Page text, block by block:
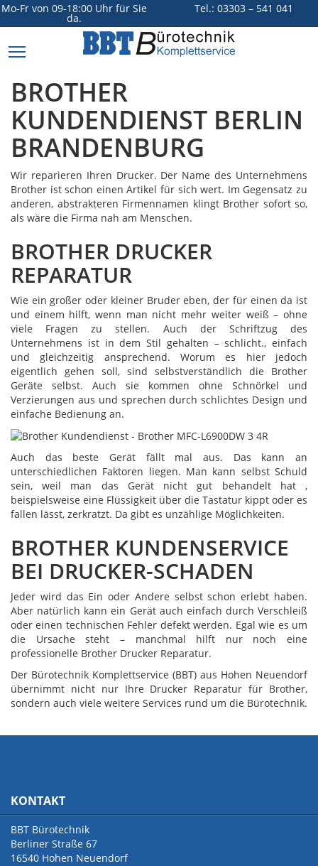
Mo-Fr von 09-18:00 Uhr für Sie
da.
Tel.: 03303 – 541 041
BBT
Online
Toggle
Leistungen
Unternehmen
BROTHER
KUNDENDIENST BERLIN
BRANDENBURG
Wir reparieren Ihren Drucker. Der Name des Unternehmens
Brother ist schon einen Artikel für sich wert. Im Gegensatz zu
anderen, abstrakteren Firmennamen klingt Brother sofort so,
als wäre die Firma nah am Menschen.
BROTHER DRUCKER
REPARATUR
Wie ein großer oder kleiner Bruder eben, der für einen da ist
und einem hilft, wenn man nicht mehr weiter weiß – ohne
viele Fragen zu stellen. Auch der Schriftzug des
Unternehmens ist in dem Stil gehalten – schlicht., einfach
und gleichzeitig ansprechend. Worum es hier jedoch
eigentlich gehen soll, sind selbstverständlich die Brother
Geräte selbst. Auch sie kommen ohne Schnörkel und
Verzierungen aus und sprechen durch schlichtes Design und
einfache Bedienung an.
Auch das beste Gerät fällt mal aus. Das kann an
unterschiedlichen Faktoren liegen. Man kann selbst Schuld
sein, weil man das Gerät nicht gut behandelt hat ,
beispielsweise eine Flüssigkeit über die Tastatur kippt oder es
fallen lässt, zerkratzt. Da gibt es unzählige Möglichkeiten.
BROTHER KUNDENSERVICE
BEI DRUCKER-SCHADEN
Jeder wird das Ein oder Andere selbst schon erlebt haben.
Aber natürlich kann ein Gerät auch einfach durch Verschleiß
oder einen technischen Fehler defekt werden. Egal wie es um
die Ursache steht – manchmal hilft nur noch eine
professionelle Brother Drucker Reparatur.
Der Bürotechnik Komplettservice (BBT) aus Hohen Neuendorf
übernimmt nicht nur Ihre Drucker Reparatur für Brother,
sondern auch viele weitere Services rund um die Bürotechnik.
KONTAKT
BBT Bürotechnik
Berliner Straße 67
16540 Hohen Neuendorf